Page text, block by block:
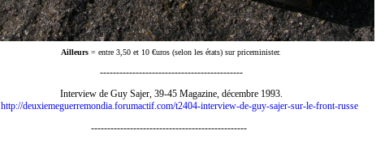
Ailleurs = entre 3,50 et 10 €uros (selon les états) sur priceminister.
--------------------------------------------
Interview de Guy Sajer, 39-45 Magazine, décembre 1993.
http://deuxiemeguerremondia.forumactif.com/t2404-interview-de-guy-sajer-sur-le-front-russe
------------------------------------------------